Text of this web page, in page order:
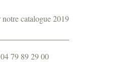
notre catalogue 2019
79 89 29 00